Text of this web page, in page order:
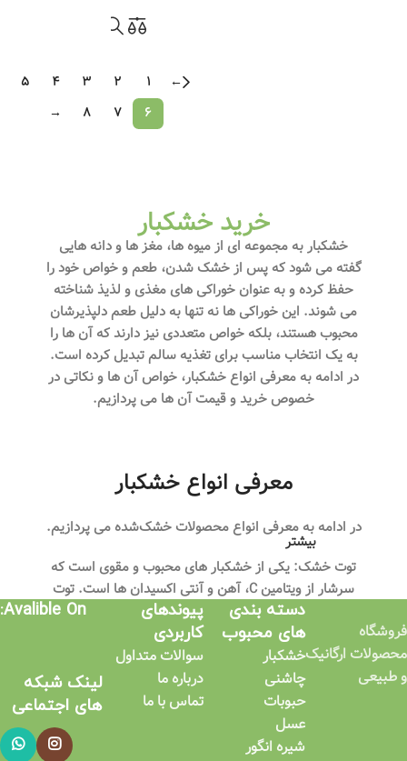
←
1
2
3
4
5
6
7
8
→
خرید خشکبار
خشکبار به مجموعه‌ ای از میوه‌ ها، مغز ها و دانه‌ هایی
گفته می‌ شود که پس از خشک شدن، طعم و خواص خود را
حفظ کرده و به عنوان خوراکی‌ های مغذی و لذیذ شناخته
می‌ شوند. این خوراکی‌ ها نه تنها به دلیل طعم دلپذیرشان
محبوب هستند، بلکه خواص متعددی نیز دارند که آن ها را
به یک انتخاب مناسب برای تغذیه سالم تبدیل کرده است.
در ادامه به معرفی انواع خشکبار، خواص آن‌ ها و نکاتی در
خصوص خرید و قیمت آن ها می پردازیم.
معرفی انواع خشکبار
در ادامه به معرفی انواع محصولات خشک‌شده می پردازیم.
توت خشک: یکی از خشکبار های محبوب و مقوی است که
سرشار از ویتامین C، آهن و آنتی‌ اکسیدان‌ ها است. توت
خشک برای تقویت سیستم ایمنی بدن و کاهش استرس
مفید است.
مغز گردو: گردو یکی از مغذی‌ ترین خشکبار هاست و منبع
غنی از امگا-۳، پروتئین و آنتی‌ اکسیدان‌ هاست. این
خشکبار به سلامت قلب، کاهش التهاب و بهبود عملکرد مغز
بیشتر
فروشگاه
محصولات ارگانیک
و طبیعی
دسته بندی
های محبوب
خشکبار
چاشنی
حبوبات
عسل
شیره انگور
پیوندهای
کاربردی​
سوالات متداول
درباره ما
تماس با ما
Avalible On:
لینک شبکه
های اجتماعی​